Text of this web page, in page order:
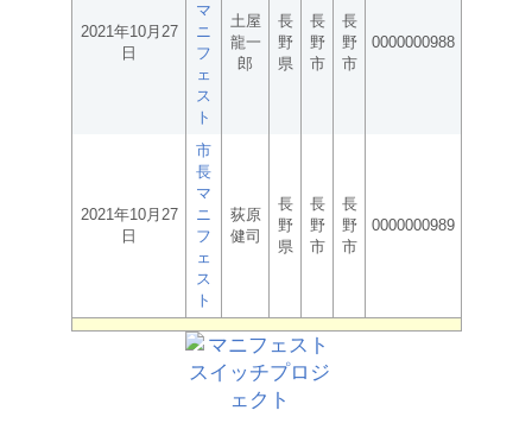
2021年10月27
日
マ
ニ
フ
ェ
ス
ト
土屋
龍一
郎
長
野
県
長
野
市
長
野
市
0000000988
2021年10月27
日
市
長
マ
ニ
フ
ェ
ス
ト
荻原
健司
長
野
県
長
野
市
長
野
市
0000000989